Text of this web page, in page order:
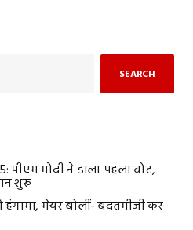
SEARCH
पीएम मोदी ने डाला पहला वोट,
शुरू
मेयर बोलीं- बदतमीजी कर